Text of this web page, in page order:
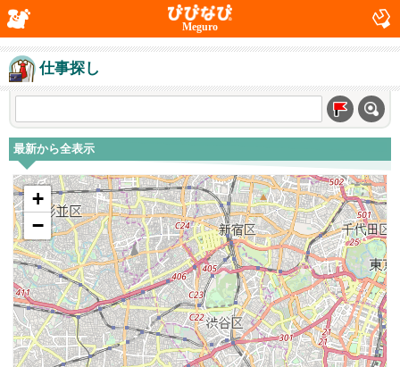
Meguro
仕事探し
最新から全表示
+
−